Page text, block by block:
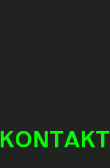
KONTAKT